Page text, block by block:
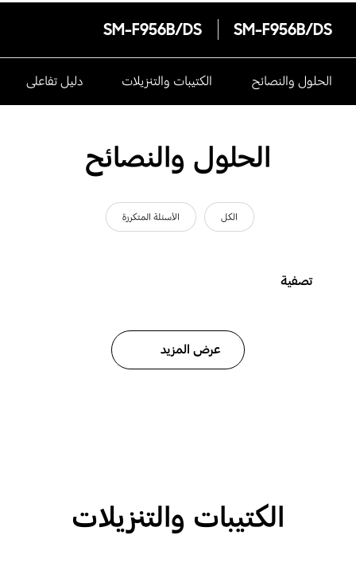
SM-F956B/DS
SM-F956B/DS
الحلول والنصائح الكتيبات والتنزيلات دليل تفاعلى
الحلول والنصائح
الكل الأسئلة المتكررة
تصفية
عرض المزيد
الكتيبات والتنزيلات